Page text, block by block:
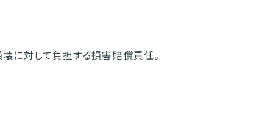
に対して負担する損害賠償責任。